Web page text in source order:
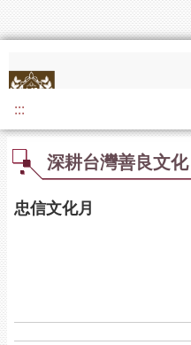
:::
深耕台灣善良文化
忠信文化月